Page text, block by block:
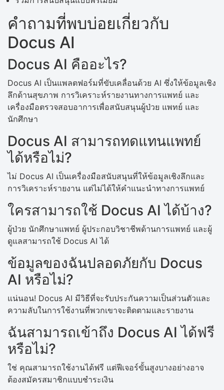
คำถามที่พบบ่อยเกี่ยวกับ
Docus AI
Docus AI คืออะไร?
Docus AI เป็นแพลตฟอร์มที่ขับเคลื่อนด้วย AI ซึ่งให้ข้อมูลเชิง
ลึกด้านสุขภาพ การวิเคราะห์รายงานทางการแพทย์ และ
เครื่องมือตรวจสอบอาการเพื่อสนับสนุนผู้ป่วย แพทย์ และ
นักศึกษา
Docus AI สามารถทดแทนแพทย์
ได้หรือไม่?
ไม่ Docus AI เป็นเครื่องมือสนับสนุนที่ให้ข้อมูลเชิงลึกและ
การวิเคราะห์รายงาน แต่ไม่ได้ให้คำแนะนำทางการแพทย์
ใครสามารถใช้ Docus AI ได้บ้าง?
ผู้ป่วย นักศึกษาแพทย์ ผู้ประกอบวิชาชีพด้านการแพทย์ และผู้
ดูแลสามารถใช้ Docus AI ได้
ข้อมูลของฉันปลอดภัยกับ Docus
AI หรือไม่?
แน่นอน! Docus AI มีวิธีที่จะรับประกันความเป็นส่วนตัวและ
ความลับในการใช้งานที่พวกเขาจะติดตามและรายงาน
ฉันสามารถเข้าถึง Docus AI ได้ฟรี
หรือไม่?
ใช่ คุณสามารถใช้งานได้ฟรี แต่ฟีเจอร์ขั้นสูงบางอย่างอาจ
ต้องสมัครสมาชิกแบบชำระเงิน